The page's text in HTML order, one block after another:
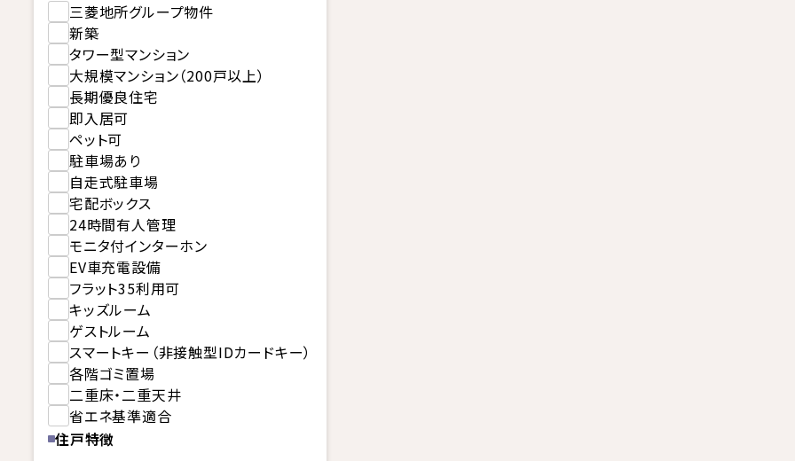
三菱地所グループ物件
新築
タワー型マンション
大規模マンション（200戸以上）
長期優良住宅
即入居可
ペット可
駐車場あり
自走式駐車場
宅配ボックス
24時間有人管理
モニタ付インターホン
EV車充電設備
フラット35利用可
キッズルーム
ゲストルーム
スマートキー（非接触型IDカードキー）
各階ゴミ置場
二重床・二重天井
省エネ基準適合
住戸特徴